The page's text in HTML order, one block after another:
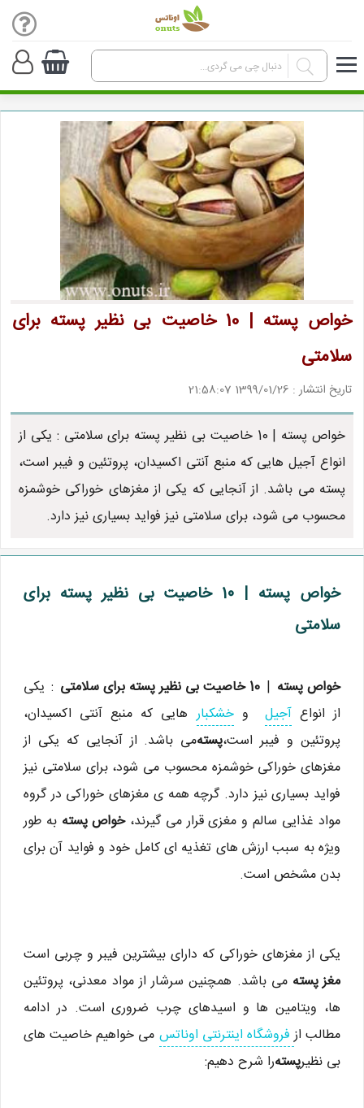
خواص پسته | 10 خاصیت بی نظیر پسته برای
سلامتی
تاریخ انتشار : 1399/01/26 21:58:07
خواص پسته | 10 خاصیت بی نظیر پسته برای سلامتی : یکی از
انواع آجیل هایی که منبع آنتی اکسیدان، پروتئین و فیبر است،
پسته می باشد. از آنجایی که یکی از مغزهای خوراکی خوشمزه
محسوب می شود، برای سلامتی نیز فواید بسیاری نیز دارد.
خواص پسته | 10 خاصیت بی نظیر پسته برای
سلامتی
خواص پسته | 10 خاصیت بی نظیر پسته برای سلامتی
: یکی
از انواعآجیل وخشکبارهایی که منبع آنتی اکسیدان،
پروتئین و فیبر است،پستهمی باشد. از آنجایی که یکی از
مغزهای خوراکی خوشمزه محسوب می شود، برای سلامتی نیز
فواید بسیاری نیز دارد. گرچه همه ی مغزهای خوراکی در گروه
مواد غذایی سالم و مغزی قرار می گیرند،خواص پسته به طور
ویژه به سبب ارزش های تغذیه ای کامل خود و فواید آن برای
بدن مشخص است.
یکی از مغزهای خوراکی که دارای بیشترین فیبر و چربی است
مغز پسته می باشد. همچنین سرشار از مواد معدنی، پروتئین
ها، ویتامین ها و اسیدهای چرب ضروری است. در ادامه
مطالب ازفروشگاه اینترنتی اوناتس می خواهیم خاصیت های
بی نظیرپستهرا شرح دهیم: